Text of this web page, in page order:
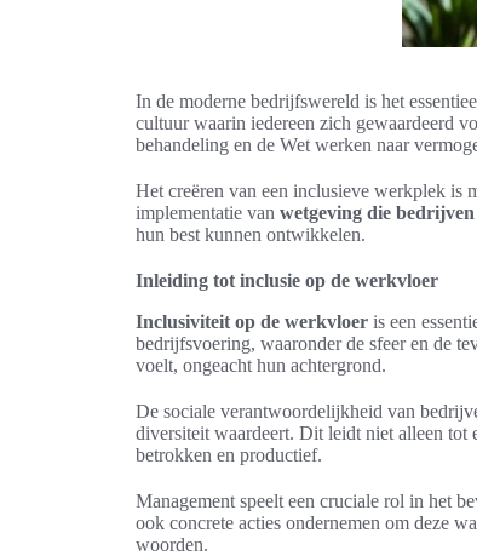
In de moderne bedrijfswereld is het
cultuur waarin iedereen zich gewaardeerd
behandeling en de Wet werken naar
Het creëren van een inclusieve werkplek is
implementatie van wetgeving die
hun best kunnen ontwikkelen.
Inleiding tot inclusie op de werkvloer
Inclusiviteit op de werkvloer is een
bedrijfsvoering, waaronder de sfeer en de
voelt, ongeacht hun achtergrond.
De sociale verantwoordelijkheid van
diversiteit waardeert. Dit leidt niet alleen tot
betrokken en productief.
Management speelt een cruciale rol in het
ook concrete acties ondernemen om deze
woorden.